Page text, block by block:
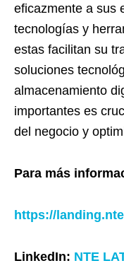
eficazmente a sus
tecnologías y
estas facilitan su
soluciones
almacenamiento
importantes es
del negocio y
Para más
https://
LinkedIn: NTE